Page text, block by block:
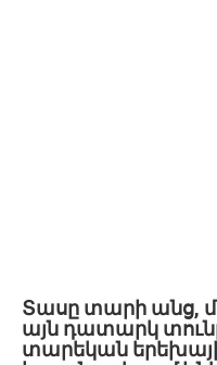
Տասը տարի անց,
այն դատարկ
տարեկան